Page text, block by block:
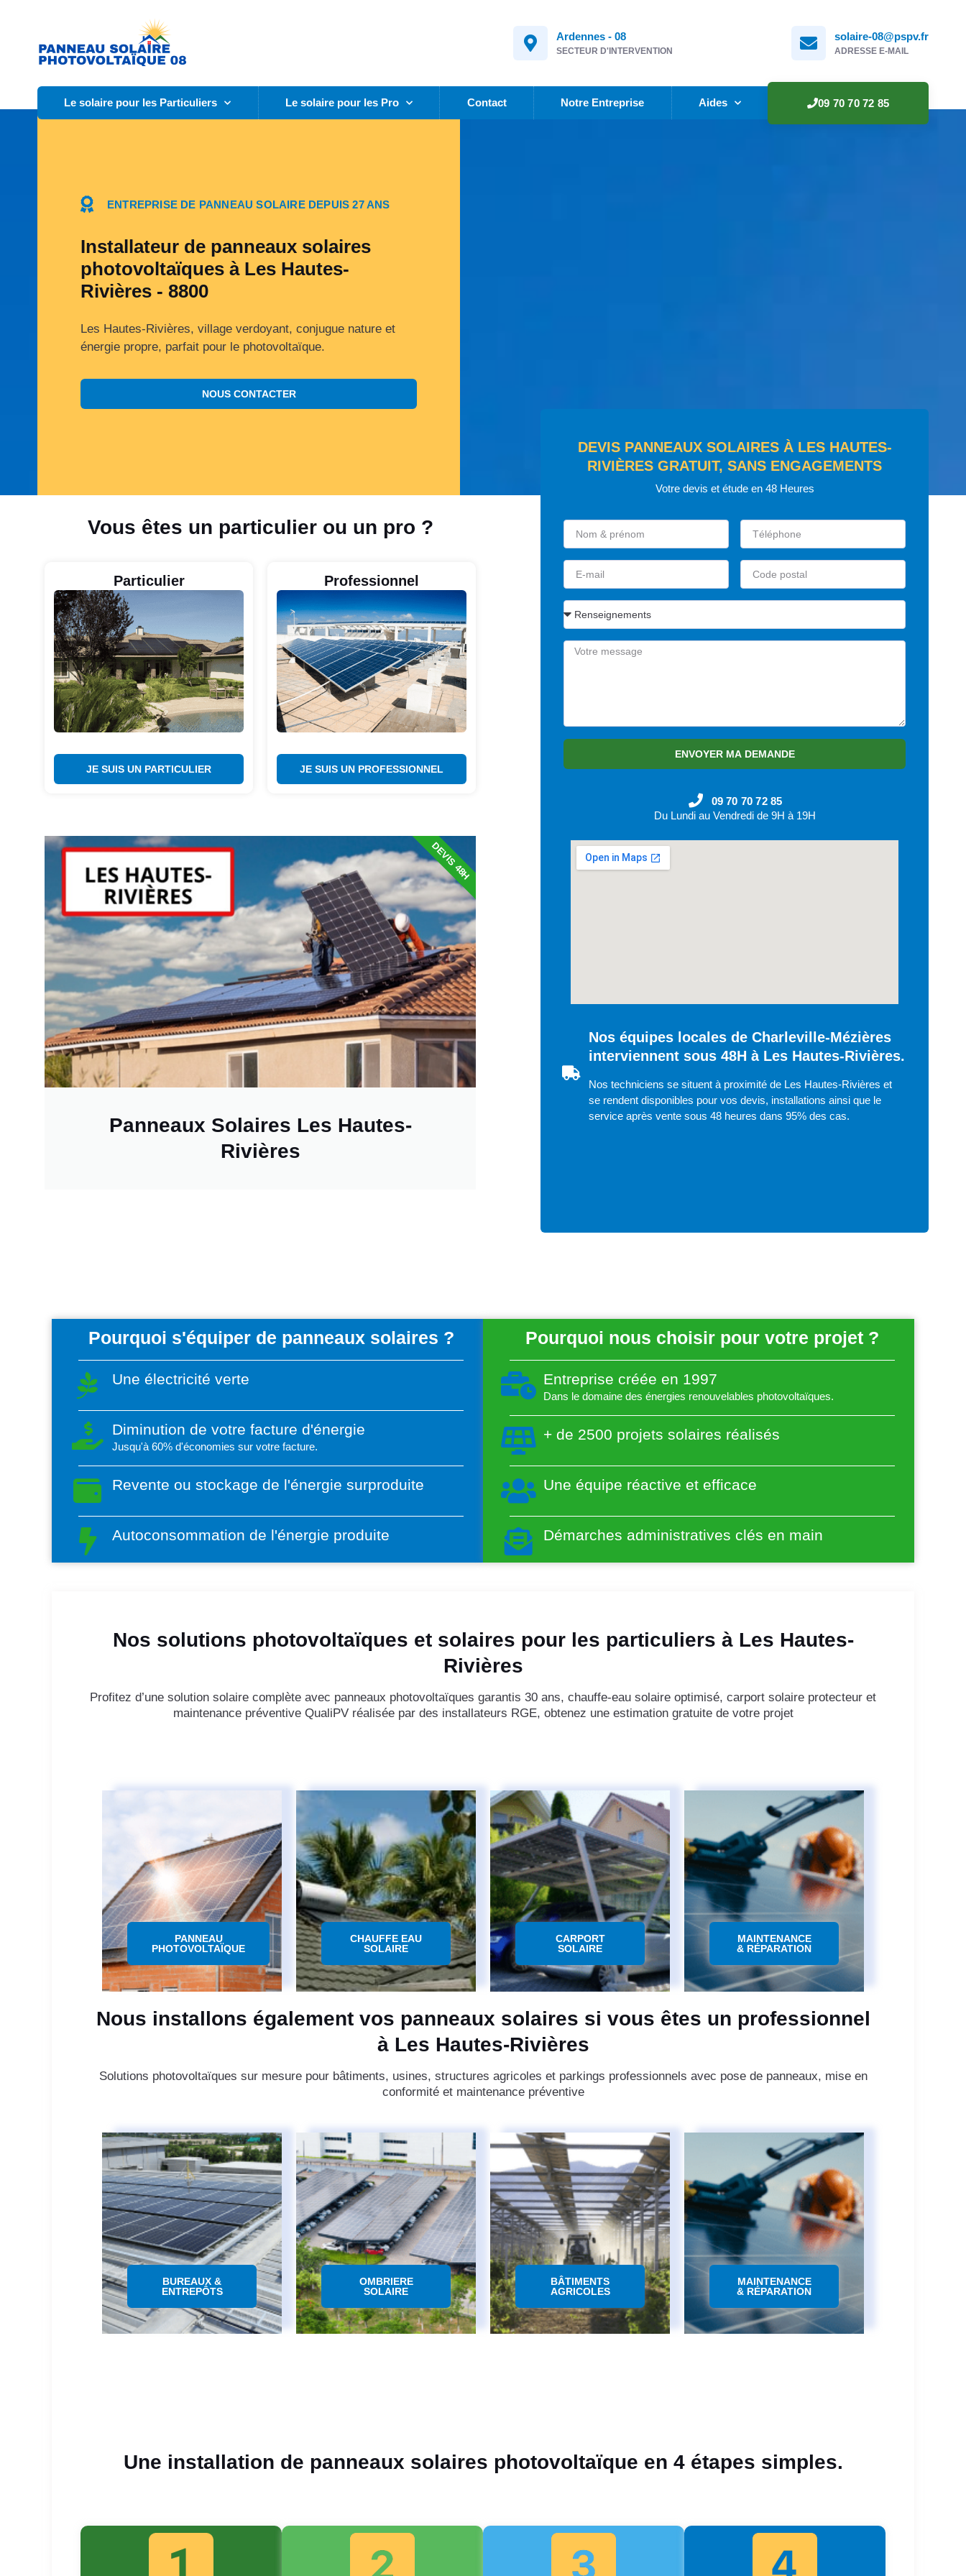
Ardennes - 08
SECTEUR D'INTERVENTION
solaire-08@pspv.fr
ADRESSE E-MAIL
Le solaire pour les Particuliers Le solaire pour les Pro Contact Notre Entreprise Aides 09 70 70 72 85
ENTREPRISE DE PANNEAU SOLAIRE DEPUIS 27 ANS
Installateur de panneaux solaires
photovoltaïques à Les Hautes-
Rivières - 8800
Les Hautes-Rivières, village verdoyant, conjugue nature et
énergie propre, parfait pour le photovoltaïque.
NOUS CONTACTER
Vous êtes un particulier ou un pro ?
Particulier
JE SUIS UN PARTICULIER
Professionnel
JE SUIS UN PROFESSIONNEL
Panneaux Solaires Les Hautes-
Rivières
DEVIS 48H
DEVIS PANNEAUX SOLAIRES À LES HAUTES-
RIVIÈRES GRATUIT, SANS ENGAGEMENTS
Votre devis et étude en 48 Heures
ENVOYER MA DEMANDE
09 70 70 72 85
Du Lundi au Vendredi de 9H à 19H
Nos équipes locales de Charleville-Mézières
interviennent sous 48H à Les Hautes-Rivières.
Nos techniciens se situent à proximité de Les Hautes-Rivières et
se rendent disponibles pour vos devis, installations ainsi que le
service après vente sous 48 heures dans 95% des cas.
Pourquoi s'équiper de panneaux solaires ?
Une électricité verte
Diminution de votre facture d'énergie
Jusqu'à 60% d'économies sur votre facture.
Revente ou stockage de l'énergie surproduite
Autoconsommation de l'énergie produite
Pourquoi nous choisir pour votre projet ?
Entreprise créée en 1997
Dans le domaine des énergies renouvelables photovoltaïques.
+ de 2500 projets solaires réalisés
Une équipe réactive et efficace
Démarches administratives clés en main
Nos solutions photovoltaïques et solaires pour les particuliers à Les Hautes-
Rivières
Profitez d’une solution solaire complète avec panneaux photovoltaïques garantis 30 ans, chauffe-eau solaire optimisé, carport solaire protecteur et
maintenance préventive QualiPV réalisée par des installateurs RGE, obtenez une estimation gratuite de votre projet
PANNEAU
PHOTOVOLTAÏQUE
CHAUFFE EAU
SOLAIRE
CARPORT
SOLAIRE
MAINTENANCE
& RÉPARATION
Nous installons également vos panneaux solaires si vous êtes un professionnel
à Les Hautes-Rivières
Solutions photovoltaïques sur mesure pour bâtiments, usines, structures agricoles et parkings professionnels avec pose de panneaux, mise en
conformité et maintenance préventive
BUREAUX &
ENTREPÔTS
OMBRIERE
SOLAIRE
BÂTIMENTS
AGRICOLES
MAINTENANCE
& RÉPARATION
Une installation de panneaux solaires photovoltaïque en 4 étapes simples.